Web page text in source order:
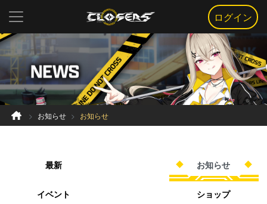
ログイン
お知らせ お知らせ
最新 お知らせ
イベント ショップ